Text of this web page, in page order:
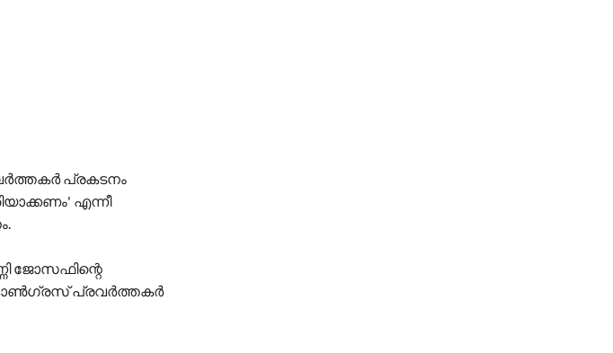
പ്രകടനം
എന്നീ
ജോസഫിന്റെ
കോൺഗ്രസ് പ്രവർത്തകർ